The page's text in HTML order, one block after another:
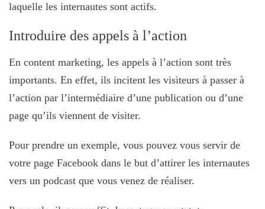
laquelle les internautes sont actifs.
Introduire des appels à l’action
En content marketing, les appels à l’action sont très
importants. En effet, ils incitent les visiteurs à passer à
l’action par l’intermédiaire d’une publication ou d’une
page qu’ils viennent de visiter.
Pour prendre un exemple, vous pouvez vous servir de
votre page Facebook dans le but d’attirer les internautes
vers un podcast que vous venez de réaliser.